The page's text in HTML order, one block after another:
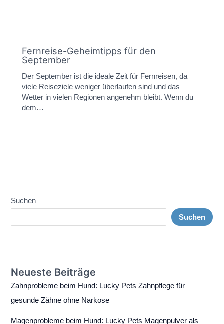
Fernreise-Geheimtipps für den
September
Der September ist die ideale Zeit für Fernreisen, da
viele Reiseziele weniger überlaufen sind und das
Wetter in vielen Regionen angenehm bleibt. Wenn du
dem…
Suchen
Suchen
Neueste Beiträge
Zahnprobleme beim Hund: Lucky Pets Zahnpflege für
gesunde Zähne ohne Narkose
Magenprobleme beim Hund: Lucky Pets Magenpulver als